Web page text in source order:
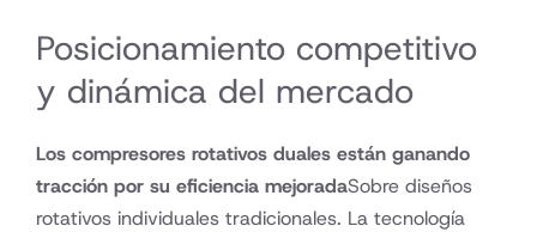
Posicionamiento competitivo
y dinámica del mercado
Los compresores rotativos duales están ganando
tracción por su eficiencia mejoradaSobre diseños
rotativos individuales tradicionales. La tecnología